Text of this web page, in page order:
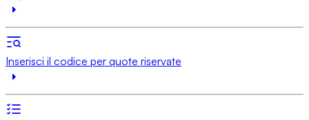
Inserisci il codice per quote riservate